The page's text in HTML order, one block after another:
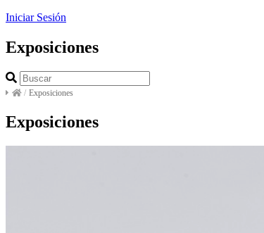
Iniciar Sesión
Exposiciones
/ Exposiciones
Exposiciones